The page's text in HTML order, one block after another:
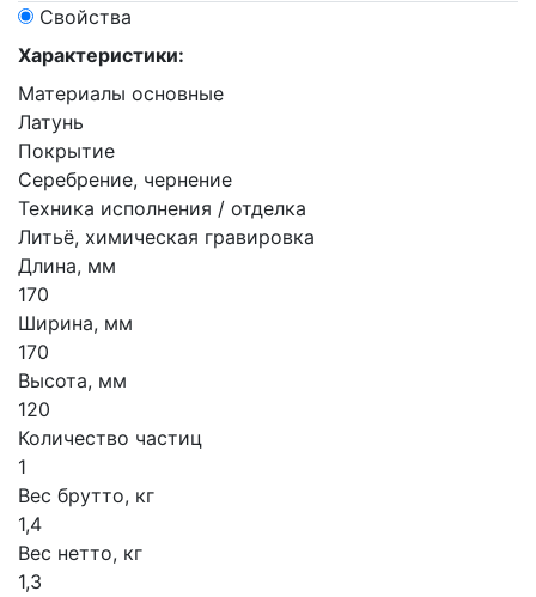
Свойства
Характеристики:
Материалы основные
Латунь
Покрытие
Серебрение, чернение
Техника исполнения / отделка
Литьё, химическая гравировка
Длина, мм
170
Ширина, мм
170
Высота, мм
120
Количество частиц
1
Вес брутто, кг
1,4
Вес нетто, кг
1,3